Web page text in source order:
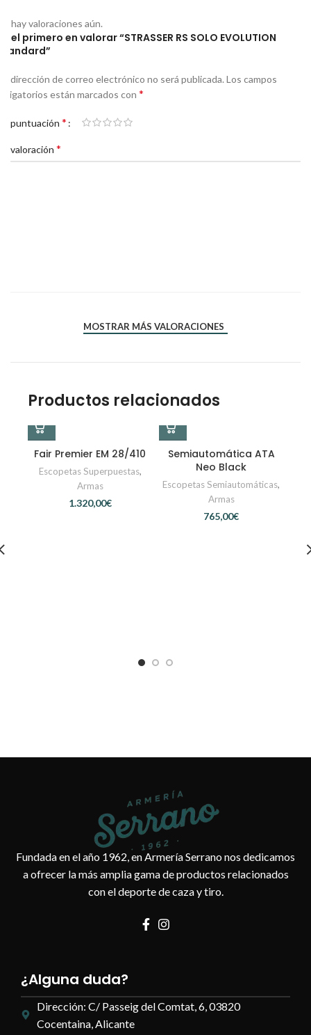
hay valoraciones aún.
el primero en valorar “STRASSER RS SOLO EVOLUTION
dirección de correo electrónico no será publicada.Los campos
están marcados con *
puntuación *
valoración *
MOSTRAR MÁS VALORACIONES
Productos relacionados
Fair Premier EM 28/410
Escopetas Superpuestas,
Armas
€
Semiautomática ATA
Neo Black
Escopetas Semiautomáticas,
Armas
€
Fundada en el año 1962, en Armería Serrano nos dedicamos
a ofrecer la más amplia gama de productos relacionados
con el deporte de caza y tiro.
¿Alguna duda?
Dirección: C/ Passeig del Comtat, 6, 03820
Cocentaina, Alicante